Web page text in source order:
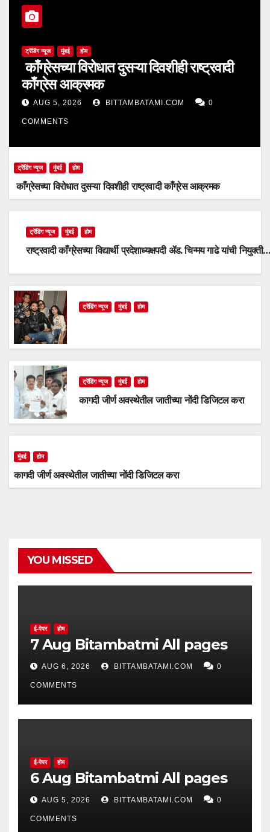
ट्रेंडिंग न्यूज मुंबई होम
काँग्रेसच्या विरोधात दुसऱ्या दिवशीही राष्ट्रवादी
काँग्रेस आक्रमक
AUG 5, 2026 BITTAMBATAMI.COM 0
COMMENTS
ट्रेंडिंग न्यूज मुंबई होम
काँग्रेसच्या विरोधात दुसऱ्या दिवशीही राष्ट्रवादी काँग्रेस आक्रमक
ट्रेंडिंग न्यूज मुंबई होम
राष्ट्रवादी काँग्रेसच्या विद्यार्थी प्रदेशाध्यक्षपदी ॲड. चिन्मय गाढे यांची नियुक्ती…
ट्रेंडिंग न्यूज मुंबई होम
ट्रेंडिंग न्यूज मुंबई होम
कागदी जीर्ण अवस्थेतील जातीच्या नोंदी डिजिटल करा
मुंबई होम
कागदी जीर्ण अवस्थेतील जातीच्या नोंदी डिजिटल करा
YOU MISSED
ई-पेपर होम
7 Aug Bitambatmi All pages
AUG 6, 2026 BITTAMBATAMI.COM 0
COMMENTS
ई-पेपर होम
6 Aug Bitambatmi All pages
AUG 5, 2026 BITTAMBATAMI.COM 0
COMMENTS